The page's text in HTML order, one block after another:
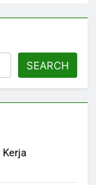
SEARCH
Kerja